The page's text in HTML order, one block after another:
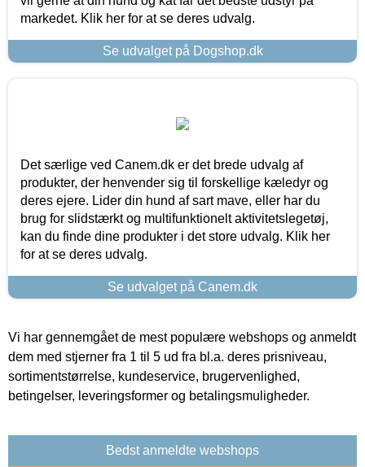
markedet. Klik her for at se deres udvalg.
Se udvalget på Dogshop.dk
Det særlige ved Canem.dk er det brede udvalg af
produkter, der henvender sig til forskellige kæledyr og
deres ejere. Lider din hund af sart mave, eller har du
brug for slidstærkt og multifunktionelt aktivitetslegetøj,
kan du finde dine produkter i det store udvalg. Klik her
for at se deres udvalg.
Se udvalget på Canem.dk
Vi har gennemgået de mest populære webshops og anmeldt
dem med stjerner fra 1 til 5 ud fra bl.a. deres prisniveau,
sortimentstørrelse, kundeservice, brugervenlighed,
betingelser, leveringsformer og betalingsmuligheder.
Bedst anmeldte webshops